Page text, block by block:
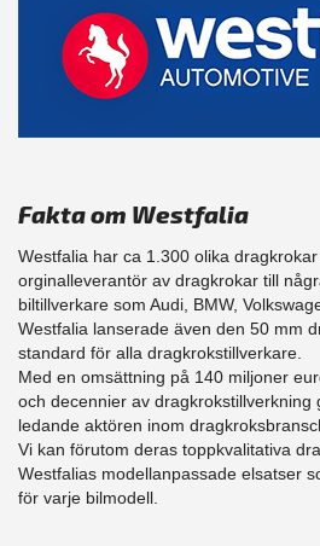
Fakta om Westfalia
Westfalia har ca 1.300 olika
orginalleverantör av dragkrokar till
biltillverkare som Audi, BMW,
Westfalia lanserade även den 50 mm
standard för alla dragkrokstillverkare.
Med en omsättning på 140 miljoner
och decennier av dragkrokstillverkning
ledande aktören inom
Vi kan förutom deras toppkvalitativa
Westfalias modellanpassade elsatser
för varje bilmodell.